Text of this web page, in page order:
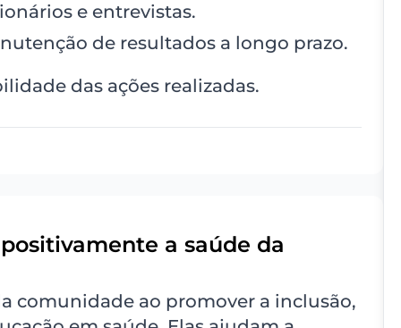
e entrevistas.
de resultados a longo prazo.
das ações realizadas.
a saúde da
comunidade ao promover a inclusão,